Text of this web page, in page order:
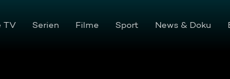
TV Serien Filme Sport News & Doku